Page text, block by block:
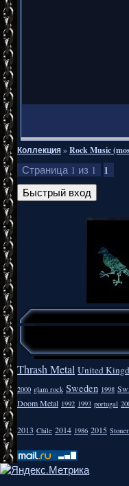
Коллекция»Rock Music
Страница 1 из 1 1
Thrash Metal United
2000 glam rock Sweden 1998
Doom Metal 1992 1993 portugal
2013 Chile 2014 1986 2015